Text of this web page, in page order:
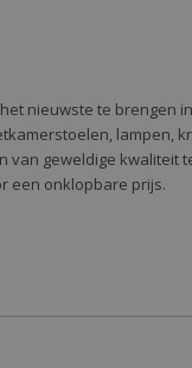
nieuwste te brengen
lampen,
van geweldige
een onklopbare prijs.